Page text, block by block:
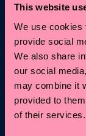
This website
We use cookies
provide social
We also share
our social
may combine it
provided to
of their services.
10%
E-Mail
*Kann nicht mit